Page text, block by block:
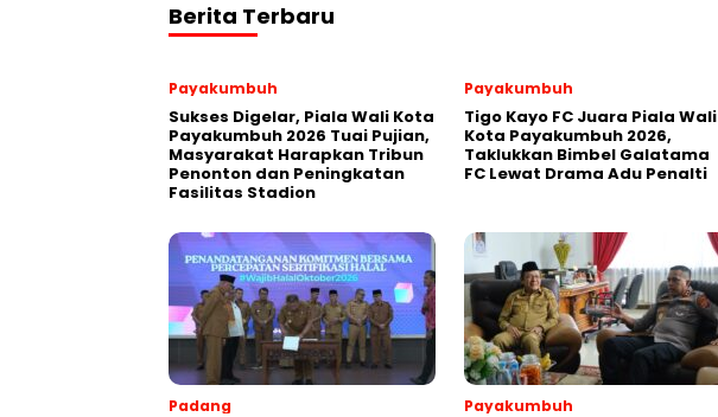
Berita Terbaru
Payakumbuh
Sukses Digelar, Piala Wali Kota
Payakumbuh 2026 Tuai Pujian,
Masyarakat Harapkan Tribun
Penonton dan Peningkatan
Fasilitas Stadion
Payakumbuh
Tigo Kayo FC Juara Piala Wali
Kota Payakumbuh 2026,
Taklukkan Bimbel Galatama
FC Lewat Drama Adu Penalti
Padang Payakumbuh